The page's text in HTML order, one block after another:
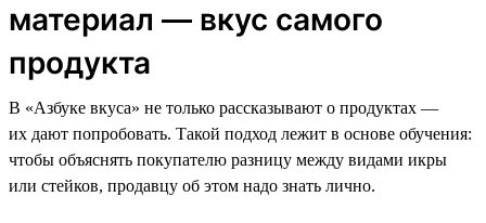
материал — вкус самого
продукта
В «Азбуке вкуса» не только рассказывают о продуктах —
их дают попробовать. Такой подход лежит в основе обучения:
чтобы объяснять покупателю разницу между видами икры
или стейков, продавцу об этом надо знать лично.